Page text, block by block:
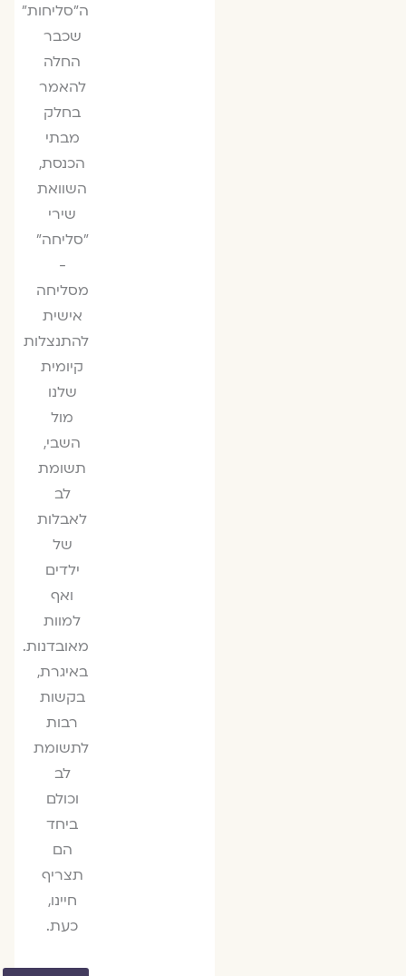
ה״סליחות״
שכבר
החלה
להאמר
בחלק
מבתי
הכנסת,
השוואת
שירי
"סליחה"
מסליחה
אישית
להתנצלות
קיומית
שלנו
מול
השבי,
תשומת
לב
לאבלות
של
ילדים
ואף
למוות
מאובדנות.
באיגרת,
בקשות
רבות
לתשומת
לב
וכולם
ביחד
הם
תצריף
חיינו,
כעת.